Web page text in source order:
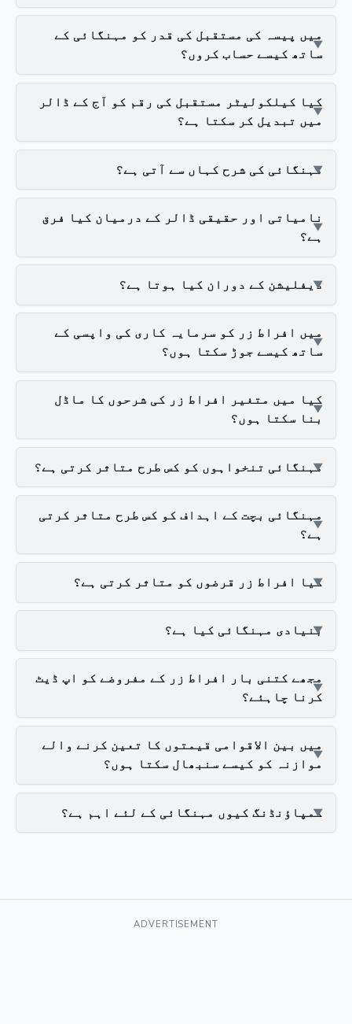
میں پیسہ کی مستقبل کی قدر کو مہنگائی کے
ساتھ کیسے حساب کروں؟
کیا کیلکولیٹر مستقبل کی رقم کو آج کے ڈالر
میں تبدیل کر سکتا ہے؟
مہنگائی کی شرح کہاں سے آتی ہے؟
نامیاتی اور حقیقی ڈالر کے درمیان کیا فرق
ہے؟
ڈیفلیشن کے دوران کیا ہوتا ہے؟
میں افراط زر کو سرمایہ کاری کی واپسی کے
ساتھ کیسے جوڑ سکتا ہوں؟
کیا میں متغیر افراط زر کی شرحوں کا ماڈل
بنا سکتا ہوں؟
مہنگائی تنخواہوں کو کس طرح متاثر کرتی ہے؟
مہنگائی بچت کے اہداف کو کس طرح متاثر کرتی
ہے؟
کیا افراط زر قرضوں کو متاثر کرتی ہے؟
بنیادی مہنگائی کیا ہے؟
مجھے کتنی بار افراط زر کے مفروضے کو اپ ڈیٹ
کرنا چاہئے؟
میں بین الاقوامی قیمتوں کا تعین کرنے والے
موازنہ کو کیسے سنبھال سکتا ہوں؟
کمپاؤنڈنگ کیوں مہنگائی کے لئے اہم ہے؟
ADVERTISEMENT